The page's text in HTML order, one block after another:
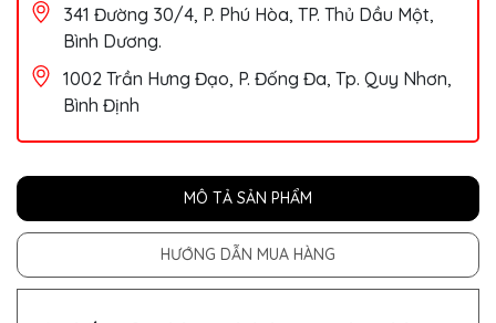
341 Đường 30/4, P. Phú Hòa, TP. Thủ Dầu Một,
Bình Dương.
1002 Trần Hưng Đạo, P. Đống Đa, Tp. Quy Nhơn,
Bình Định
MÔ TẢ SẢN PHẨM
HƯỚNG DẪN MUA HÀNG